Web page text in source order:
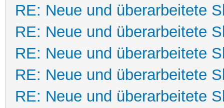
RE: Neue und überarbeitete
RE: Neue und überarbeitete
RE: Neue und überarbeitete
RE: Neue und überarbeitete
RE: Neue und überarbeitete